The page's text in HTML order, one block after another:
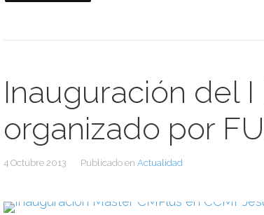
Inauguración del
organizado por
4 Octubre 2013 Publicado en Actualidad